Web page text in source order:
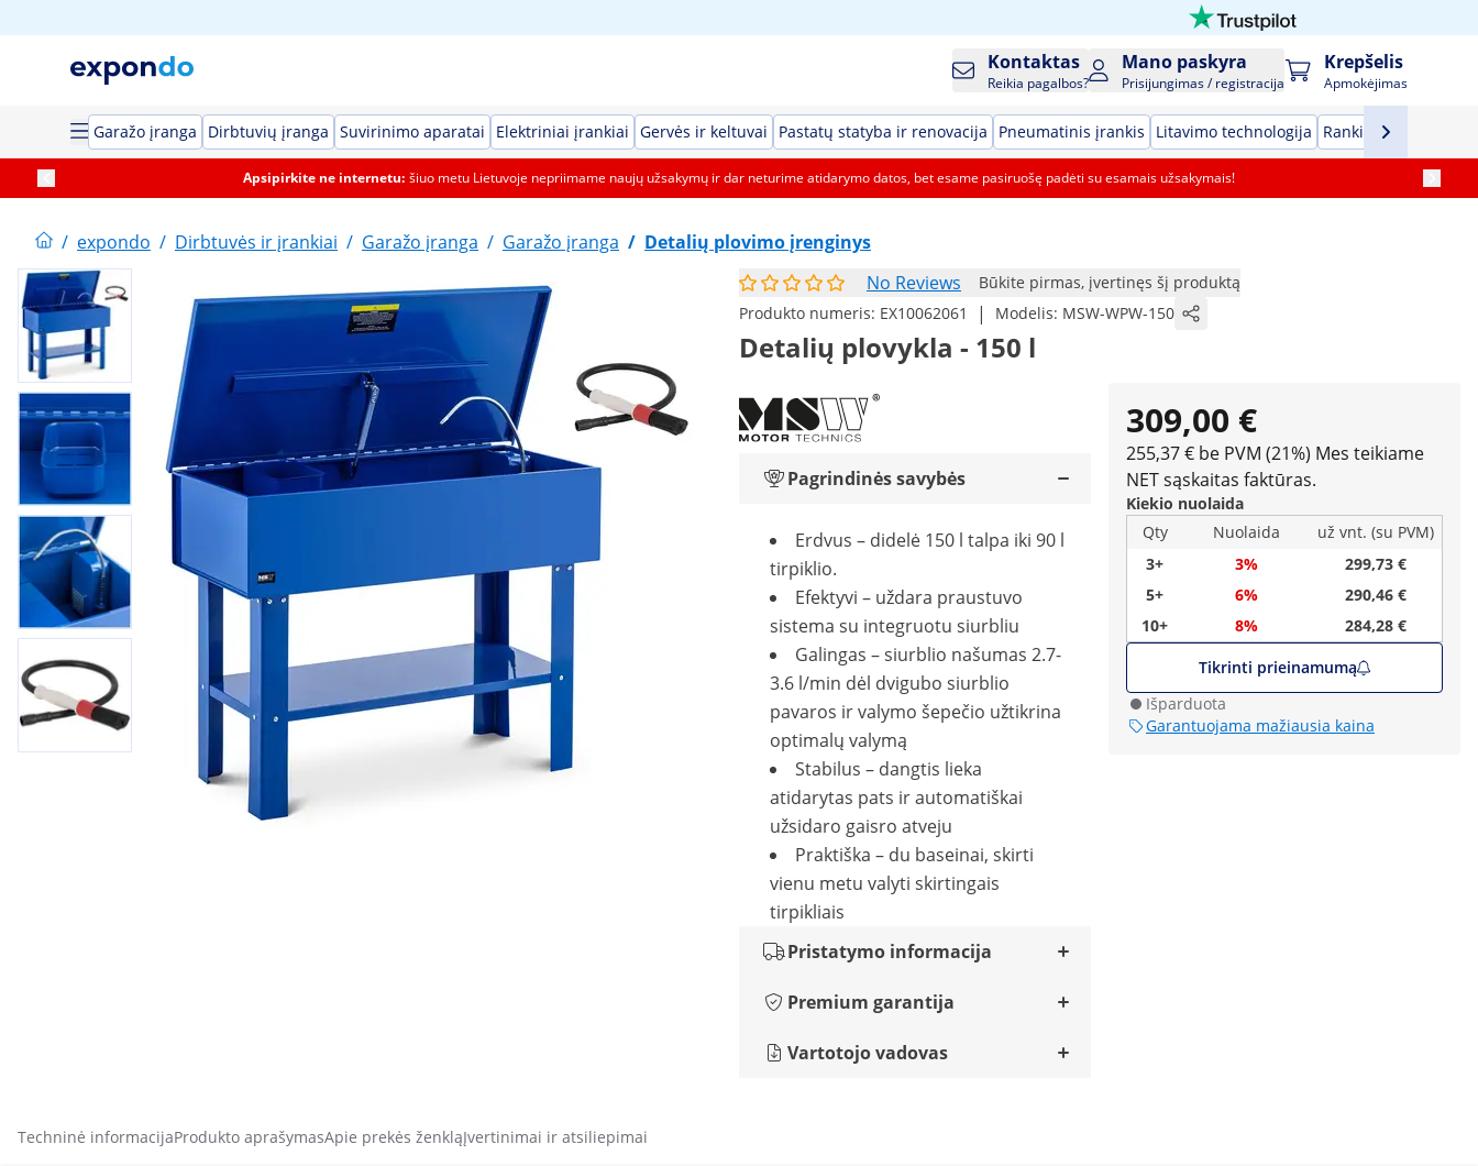
Kontaktas
Reikia pagalbos?
Mano paskyra
Prisijungimas / registracija
Krepšelis
Apmokėjimas
Garažo įranga Dirbtuvių įranga Suvirinimo aparatai Elektriniai įrankiai Gervės ir keltuvai Pastatų statyba ir renovacija Pneumatinis įrankis Litavimo technologija Rankiniai įrankiai
Apsipirkite ne internetu: šiuo metu Lietuvoje nepriimame naujų užsakymų ir dar neturime atidarymo datos, bet esame pasiruošę padėti su esamais užsakymais!
/ expondo / Dirbtuvės ir įrankiai / Garažo įranga / Garažo įranga / Detalių plovimo įrenginys
No Reviews
Būkite pirmas, įvertinęs šį produktą
Produkto numeris: EX10062061 | Modelis: MSW-WPW-150
Detalių plovykla - 150 l
309,00 €
255,37 € be PVM (21%) Mes teikiame
NET sąskaitas faktūras.
Kiekio nuolaida
Qty
Nuolaida
už vnt. (su PVM)
3+
3%
299,73 €
5+
6%
290,46 €
10+
8%
284,28 €
Tikrinti prieinamumą
Išparduota
Garantuojama mažiausia kaina
Pagrindinės savybės
Erdvus – didelė 150 l talpa iki 90 l
tirpiklio.
Efektyvi – uždara praustuvo
sistema su integruotu siurbliu
Galingas – siurblio našumas 2.7-
3.6 l/min dėl dvigubo siurblio
pavaros ir valymo šepečio užtikrina
optimalų valymą
Stabilus – dangtis lieka
atidarytas pats ir automatiškai
užsidaro gaisro atveju
Praktiška – du baseinai, skirti
vienu metu valyti skirtingais
tirpikliais
Pristatymo informacija
Premium garantija
Vartotojo vadovas
Techninė informacijaProdukto aprašymasApie prekės ženkląĮvertinimai ir atsiliepimai